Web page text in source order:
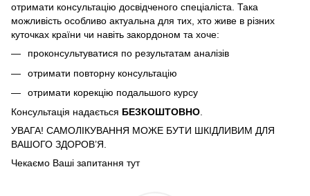
отримати консультацію досвідченого спеціаліста. Така
можливість особливо актуальна для тих, хто живе в різних
куточках країни чи навіть закордоном та хоче:
проконсультуватися по результатам аналізів
отримати повторну консультацію
отримати корекцію подальшого курсу
Консультація надається БЕЗКОШТОВНО.
УВАГА! САМОЛІКУВАННЯ МОЖЕ БУТИ ШКІДЛИВИМ ДЛЯ
ВАШОГО ЗДОРОВ’Я.
Чекаємо Ваші запитання тут